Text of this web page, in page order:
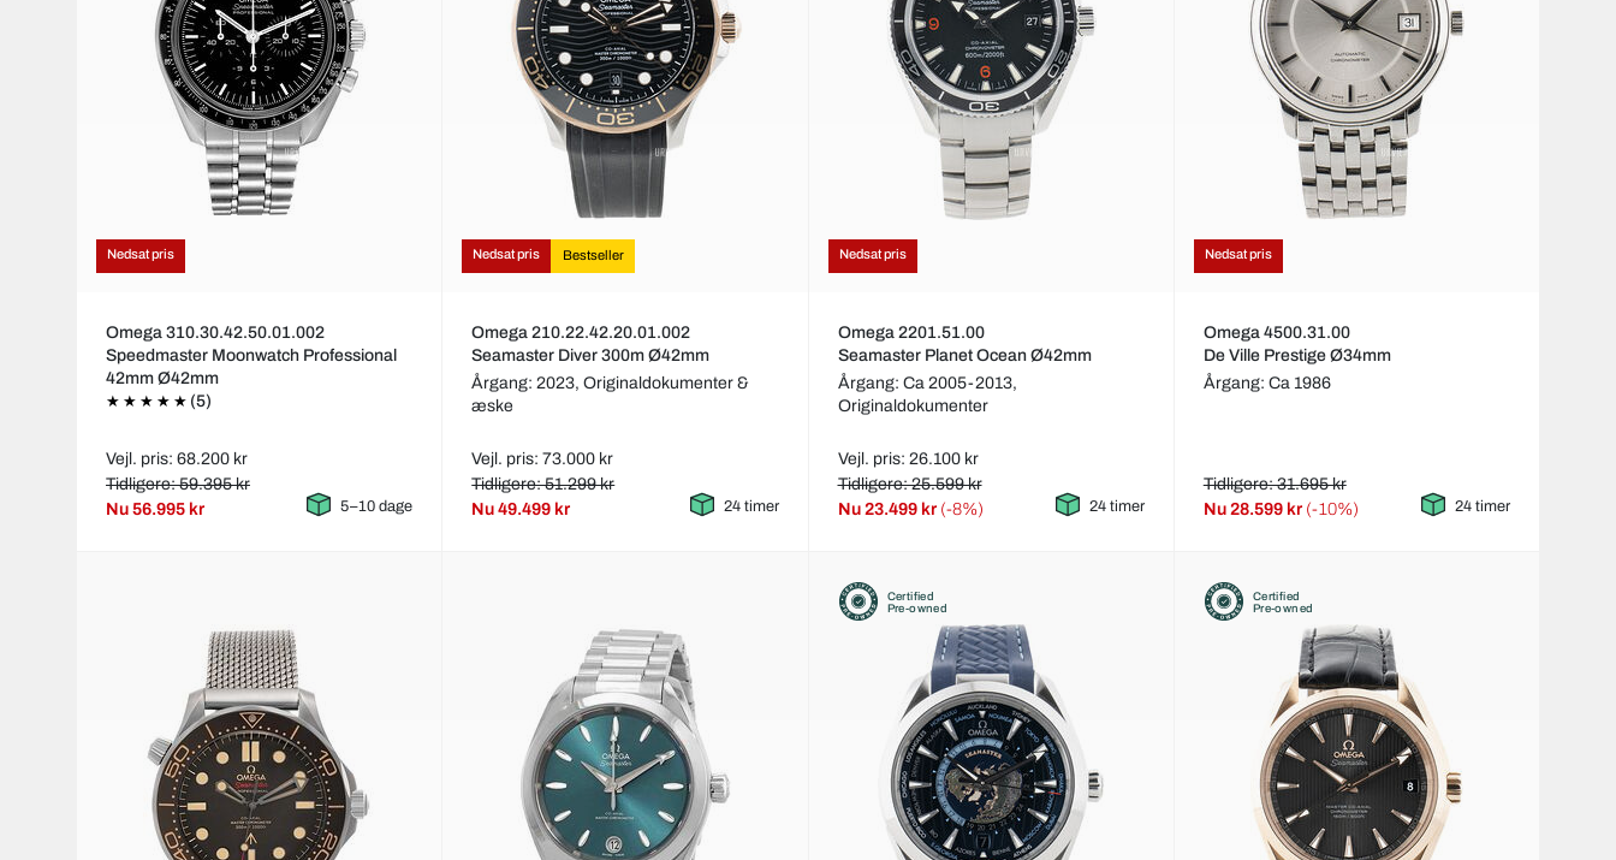
Nedsat pris
Omega 310.30.42.50.01.002
Speedmaster Moonwatch Professional
42mm Ø42mm
(5)
Vejl. pris: 68.200 kr
Tidligere: 59.395 kr
Nu56.995 kr 5–10 dage
Nedsat pris Bestseller
Omega 210.22.42.20.01.002
Seamaster Diver 300m Ø42mm
Årgang: 2023,Originaldokumenter &
æske
Vejl. pris: 73.000 kr
Tidligere: 51.299 kr
Nu49.499 kr 24 timer
Nedsat pris
Omega 2201.51.00
Seamaster Planet Ocean Ø42mm
Årgang: Ca 2005-2013,
Originaldokumenter
Vejl. pris: 26.100 kr
Tidligere: 25.599 kr
Nu23.499 kr (-8%) 24 timer
Nedsat pris
Omega 4500.31.00
De Ville Prestige Ø34mm
Årgang: Ca 1986
Tidligere: 31.695 kr
Nu28.599 kr (-10%) 24 timer
Certified
Pre-owned
Certified
Pre-owned